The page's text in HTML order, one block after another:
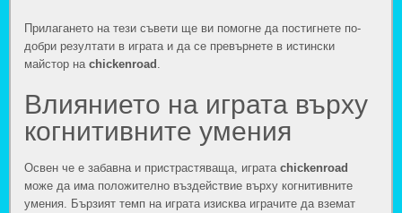
Прилагането на тези съвети ще ви помогне да постигнете по-
добри резултати в играта и да се превърнете в истински
майстор на chickenroad
Влиянието на играта върху
когнитивните умения
Освен че е забавна и пристрастяваща, играта chickenroad
може да има положително въздействие върху когнитивните
умения. Бързият темп на играта изисква играчите да вземат